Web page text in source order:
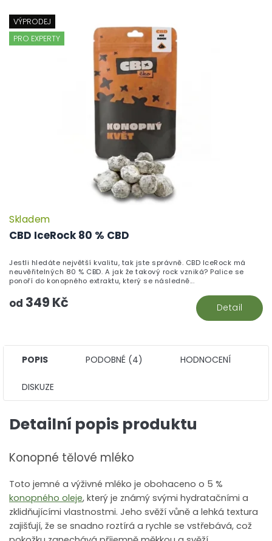
VÝPRODEJ
PRO EXPERTY
CBD IceRock 80 % CBD
Skladem
od 349 Kč Detail
Jestli hledáte největší kvalitu, tak jste správně. CBD IceRock má
neuvěřitelných 80 % CBD. A jak že takový rock vzniká? Palice se
ponoří do konopného extraktu, který se následně...
POPIS PODOBNÉ (4) HODNOCENÍ
DISKUZE
Detailní popis produktu
Konopné tělové mléko
Toto jemné a výživné mléko je obohaceno o 5 %
konopného oleje, který je známý svými hydratačními a
zklidňujícími vlastnostmi. Jeho svěží vůně a lehká textura
zajišťují, že se snadno roztírá a rychle se vstřebává, což